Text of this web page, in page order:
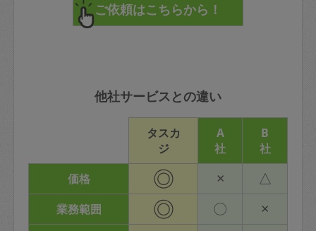
他社サービスとの違い
タスカ
ジ
A
社
B
社
価格
◎ × △
業務範囲 ◎ 〇 ×